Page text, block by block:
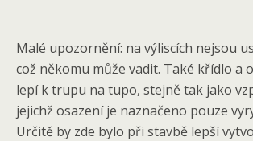
Malé upozornění: na výliscích nejsou
což někomu může vadit. Také křídlo a
lepí k trupu na tupo, stejně tak jako
jejichž osazení je naznačeno pouze
Určitě by zde bylo při stavbě lepší